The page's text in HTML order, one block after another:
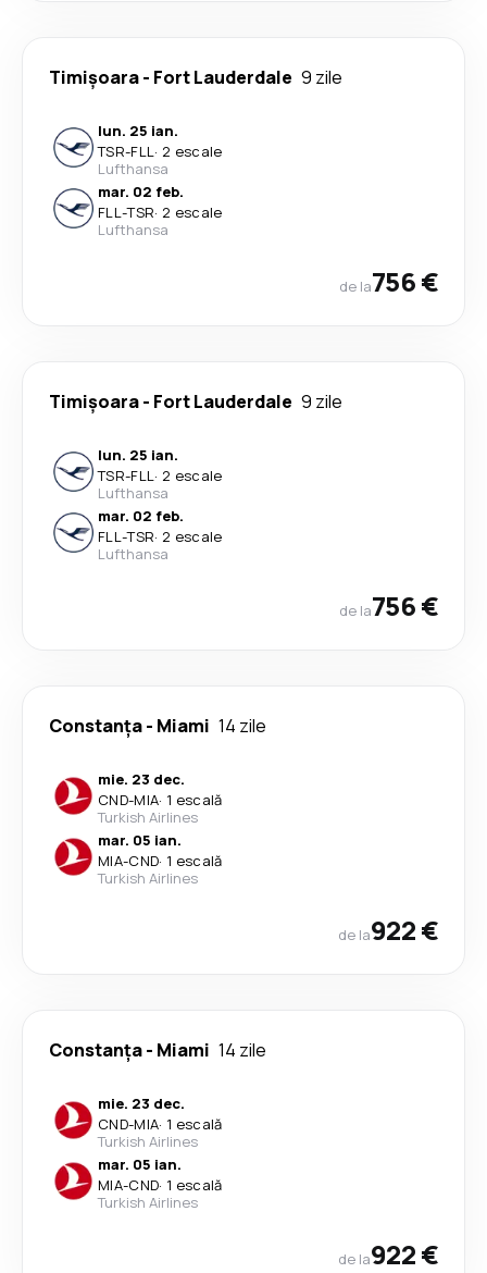
Timișoara- Fort Lauderdale 9 zile
lun. 25 ian.
TSR-FLL· 2 escale
Lufthansa
mar. 02 feb.
FLL-TSR· 2 escale
Lufthansa
de la756 €
Timișoara- Fort Lauderdale 9 zile
lun. 25 ian.
TSR-FLL· 2 escale
Lufthansa
mar. 02 feb.
FLL-TSR· 2 escale
Lufthansa
de la756 €
Constanța- Miami 14 zile
mie. 23 dec.
CND-MIA· 1 escală
Turkish Airlines
mar. 05 ian.
MIA-CND· 1 escală
Turkish Airlines
de la922 €
Constanța- Miami 14 zile
mie. 23 dec.
CND-MIA· 1 escală
Turkish Airlines
mar. 05 ian.
MIA-CND· 1 escală
Turkish Airlines
de la922 €